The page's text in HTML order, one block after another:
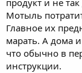
Мотыль
Главное их
марать. А дома
что обычно в
инструкции.